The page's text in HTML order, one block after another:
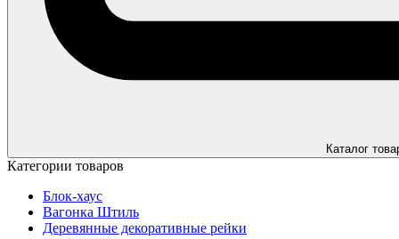
Каталог
Категории товаров
Блок-хаус
Вагонка Штиль
Деревянные декоративные рейки